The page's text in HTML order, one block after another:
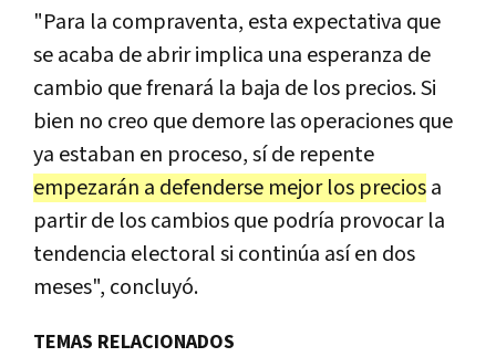
"Para la compraventa, esta expectativa que
se acaba de abrir implica una esperanza de
cambio que frenará la baja de los precios. Si
bien no creo que demore las operaciones que
ya estaban en proceso, sí de repente
empezarán a defenderse mejor los preciosa
partir de los cambios que podría provocar la
tendencia electoral si continúa así en dos
meses", concluyó.
TEMAS RELACIONADOS